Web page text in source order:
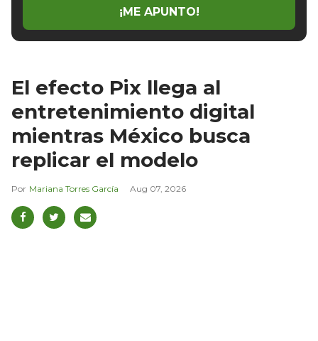
¡ME APUNTO!
El efecto Pix llega al
entretenimiento digital
mientras México busca
replicar el modelo
Mariana Torres García Aug 07, 2026